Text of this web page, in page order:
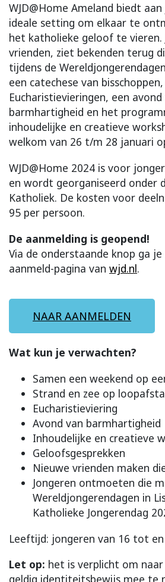
WJD@Home Ameland biedt
ideale setting om elkaar te
het katholieke geloof te vieren.
vrienden, ziet bekenden terug
tijdens de
een catechese van
Eucharistievieringen, een avond
barmhartigheid en het
inhoudelijke en creatieve
welkom van 26 t/m 28 januari
WJD@Home 2024 is voor
en wordt georganiseerd onder
Katholiek. De kosten voor
95 per persoon.
De aanmelding is geopend!
Via de onderstaande knop ga
aanmeld-pagina van wjd.nl.
NAAR AANMELDEN
Wat kun je verwachten?
Samen een weekend op
Strand en zee op
Eucharistieviering
Avond van barmhartigheid
Inhoudelijke en creatieve
Geloofsgesprekken
Nieuwe vrienden maken
Jongeren ontmoeten die
Wereldjongerendagen in
Katholieke Jongerendag
Leeftijd: jongeren van 16 tot
Let op: het is verplicht om naar